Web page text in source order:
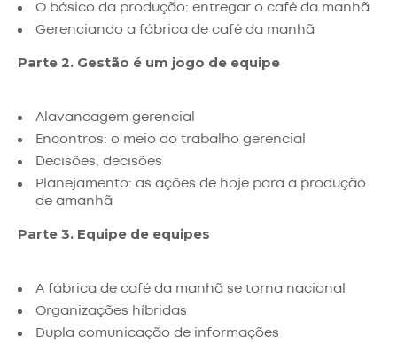
O básico da produção: entregar o café da manhã
Gerenciando a fábrica de café da manhã
Parte 2. Gestão é um jogo de equipe
Alavancagem gerencial
Encontros: o meio do trabalho gerencial
Decisões, decisões
Planejamento: as ações de hoje para a produção
de amanhã
Parte 3. Equipe de equipes
A fábrica de café da manhã se torna nacional
Organizações híbridas
Dupla comunicação de informações